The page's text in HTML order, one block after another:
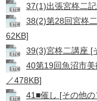
37(1)出張宮柊二
38(2)第28回宮柊
62KB]
39(3)宮柊二講座 [
40第19回魚沼市
／478KB]
41■催し [その他